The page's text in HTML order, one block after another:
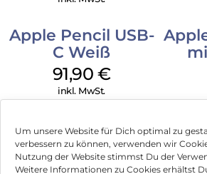
Um unsere Website für Dich optimal zu
verbessern zu können, verwenden wir
Nutzung der Website stimmst Du der
Weitere Informationen zu Cookies erhältst
Apple Pencil USB-
C Weiß
91,90 €
inkl. MwSt.
Impressum